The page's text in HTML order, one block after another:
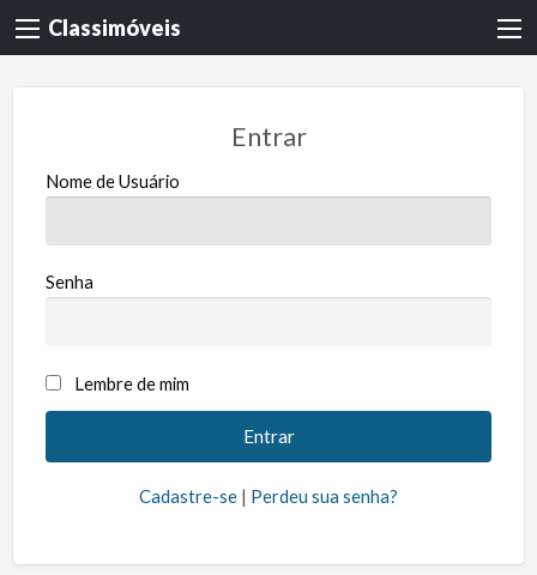
Classimóveis
Entrar
Nome de Usuário
Senha
Lembre de mim
Cadastre-se | Perdeu sua senha?